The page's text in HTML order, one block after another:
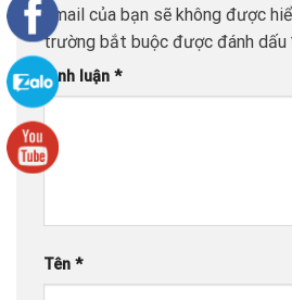
Email của bạn sẽ không được
trường bắt buộc được đánh dấu
Bình luận *
Tên *